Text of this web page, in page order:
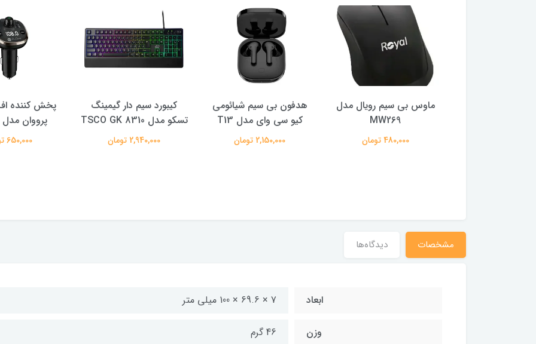
ماوس بی سیم رویال مدل
MW269
480,000 تومان
هدفون بی سیم شیائومی
کیو سی وای مدل T13
2,150,000 تومان
کیبورد سیم دار گیمینگ
تسکو مدل TSCO GK 8310
2,940,000 تومان
پخش کننده
پرووان مدل PFT93
650,000 تومان
مشخصات دیدگاه‌ها
ابعاد 7 × 69.6 × 100 میلی‌ متر
وزن 46 گرم